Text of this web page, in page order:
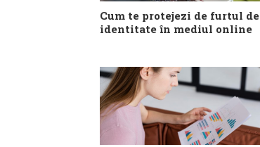
Cum te protejezi de furtul de
identitate în mediul online